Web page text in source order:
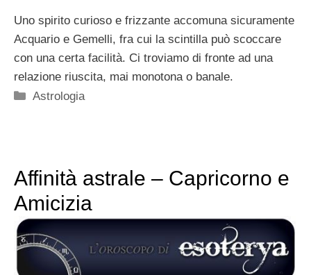
Uno spirito curioso e frizzante accomuna sicuramente
Acquario e Gemelli, fra cui la scintilla può scoccare
con una certa facilità. Ci troviamo di fronte ad una
relazione riuscita, mai monotona o banale.
Categorie
Astrologia
Affinità astrale – Capricorno e
Amicizia